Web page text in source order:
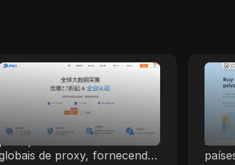
Evomi
Evomi oferece Proxies
Residenciais por apenas
$0.49/GB, sendo os mais
acessíveis do mercado.
Coletam dados com rapidez e